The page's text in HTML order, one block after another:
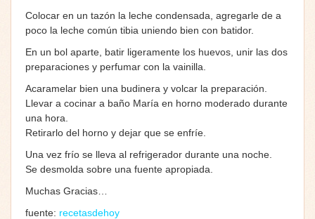
Colocar en un tazón la leche condensada, agregarle de a
poco la leche común tibia uniendo bien con batidor.
En un bol aparte, batir ligeramente los huevos, unir las dos
preparaciones y perfumar con la vainilla.
Acaramelar bien una budinera y volcar la preparación.
Llevar a cocinar a baño María en horno moderado durante
una hora.
Retirarlo del horno y dejar que se enfríe.
Una vez frío se lleva al refrigerador durante una noche.
Se desmolda sobre una fuente apropiada.
Muchas Gracias…
fuente: recetasdehoy